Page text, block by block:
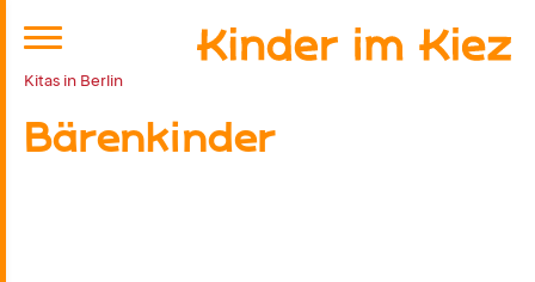
Kitas in Berlin
Bärenkinder